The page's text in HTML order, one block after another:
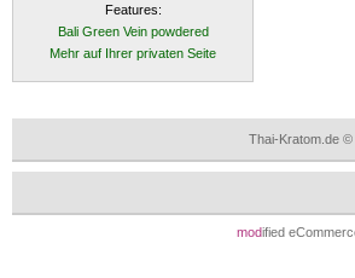
Features:
Bali Green Vein powdered
Mehr auf Ihrer privaten Seite
Thai-Kratom.de
modified